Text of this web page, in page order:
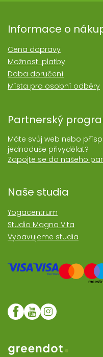
Informace o
Cena dopravy
Možnosti platby
Doba doručení
Místa pro osobní odběry
Partnerský
Máte svůj web nebo
jednoduše přivydělat?
Zapojte se do našeho
Naše studia
Yogacentrum
Studio Magna Vita
Vybavujeme studia
Web realozoval Greendot